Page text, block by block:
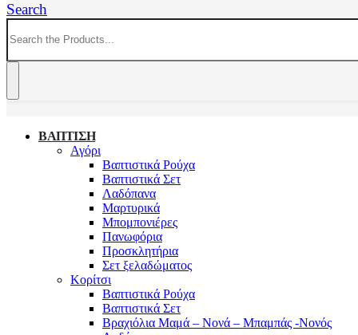
Search
ΒΑΠΤΙΣΗ
Αγόρι
Βαπτιστικά Ρούχα
Βαπτιστικά Σετ
Λαδόπανα
Μαρτυρικά
Μπομπονιέρες
Πανωφόρια
Προσκλητήρια
Σετ ξελαδώματος
Κορίτσι
Βαπτιστικά Ρούχα
Βαπτιστικά Σετ
Βραχιόλια Μαμά – Νονά – Μπαμπάς -Νονός